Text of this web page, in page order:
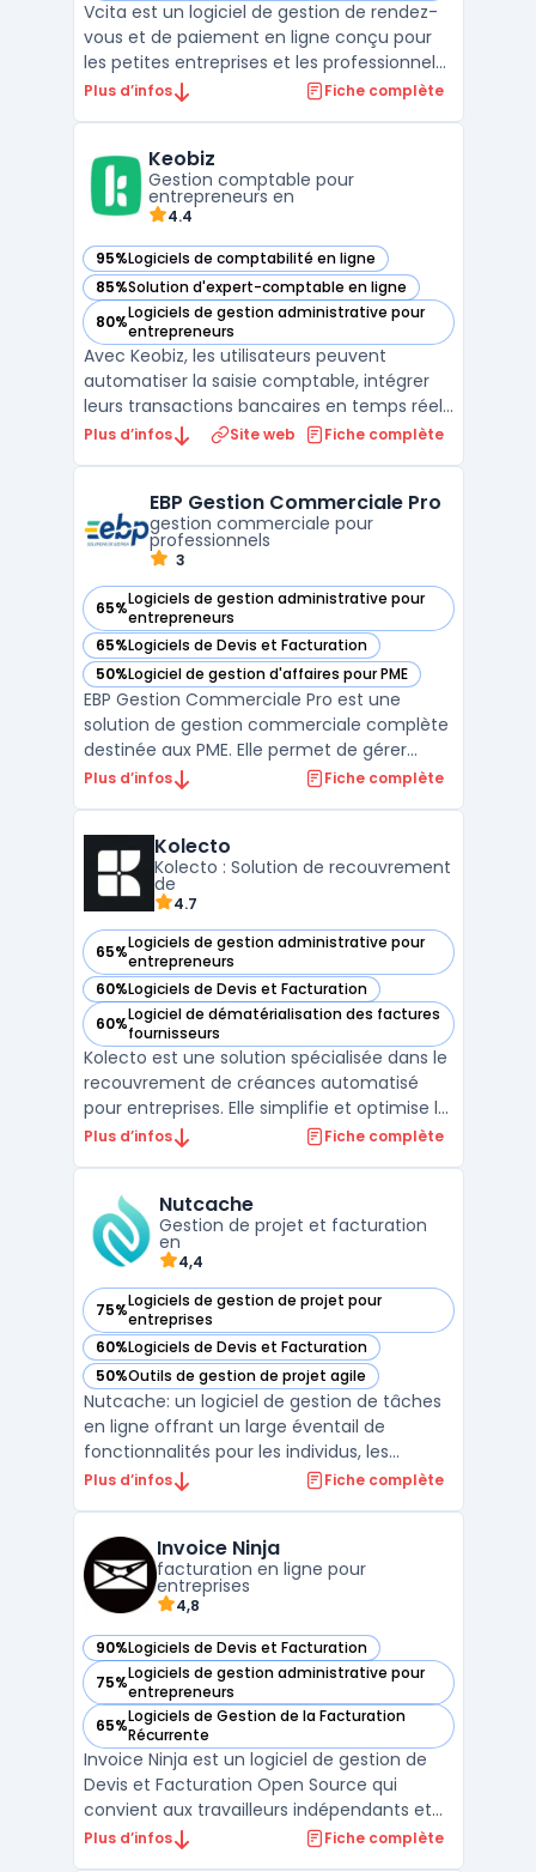
Vcita est un logiciel de gestion de rendez-
vous et de paiement en ligne conçu pour
les petites entreprises et les professionnels
indépendants. Il offre une gamme
avec leurs clients et à automatiser les
tâches admini ...
Plus d’infos Fiche complète
Keobiz
Gestion comptable pour
entrepreneurs en
4.4
95%Logiciels de comptabilité en ligne
— voir Keobiz dans cette catégorie
85%Solution d'expert-comptable en ligne
— voir Keobiz dans cette catégorie
80%Logiciels de gestion administrative pour
entrepreneurs
— voir Keobiz dans cette catégorie
Avec Keobiz, les utilisateurs peuvent
automatiser la saisie comptable, intégrer
leurs transactions bancaires en temps réel,
gérer la paie avec précision et suivre leur
performant, permettant de créer et
envoyer des de ...
Plus d’infos Site web Fiche complète
EBP Gestion Commerciale Pro
gestion commerciale pour
professionnels
3
65%Logiciels de gestion administrative pour
entrepreneurs
— voir EBP Gestion Commerciale Pro dans cette catégorie
65%Logiciels de Devis et Facturation
— voir EBP Gestion Commerciale Pro dans cette catégorie
50%Logiciel de gestion d'affaires pour PME
— voir EBP Gestion Commerciale Pro dans cette catégorie
EBP Gestion Commerciale Pro est une
solution de gestion commerciale complète
destinée aux PME. Elle permet de gérer
efficacement les devis, les commandes, la
Customer Relationship Management pour
gérer les relations avec le ...
Plus d’infos Fiche complète
Kolecto
Kolecto : Solution de recouvrement
de
4.7
65%Logiciels de gestion administrative pour
entrepreneurs
— voir Kolecto dans cette catégorie
60%Logiciels de Devis et Facturation
— voir Kolecto dans cette catégorie
60%Logiciel de dématérialisation des factures
fournisseurs
— voir Kolecto dans cette catégorie
Kolecto est une solution spécialisée dans le
recouvrement de créances automatisé
pour entreprises. Elle simplifie et optimise le
suivi des paiements clients grâce à des
les entreprises à minimiser les risques
d'impa ...
Plus d’infos Fiche complète
Nutcache
Gestion de projet et facturation
en
4,4
75%Logiciels de gestion de projet pour
entreprises
— voir Nutcache dans cette catégorie
60%Logiciels de Devis et Facturation
— voir Nutcache dans cette catégorie
50%Outils de gestion de projet agile
— voir Nutcache dans cette catégorie
Nutcache: un logiciel de gestion de tâches
en ligne offrant un large éventail de
fonctionnalités pour les individus, les
équipes et les entreprises de toutes tailles.
pour la gestion des projets, la collaboration,
la ...
Plus d’infos Fiche complète
Invoice Ninja
facturation en ligne pour
entreprises
4,8
90%Logiciels de Devis et Facturation
— voir Invoice Ninja dans cette catégorie
75%Logiciels de gestion administrative pour
entrepreneurs
— voir Invoice Ninja dans cette catégorie
65%Logiciels de Gestion de la Facturation
Récurrente
— voir Invoice Ninja dans cette catégorie
Invoice Ninja est un logiciel de gestion de
Devis et Facturation Open Source qui
convient aux travailleurs indépendants et
aux petites entreprises. Il offre une
Plus d’infos Fiche complète